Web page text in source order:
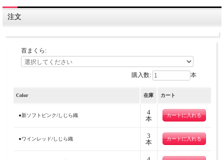
注文
首まくら:
購入数: 本
Color 在庫 カート
●新ソフトピンク/しじら織
4
本
●ワインレッド/しじら織
3
本